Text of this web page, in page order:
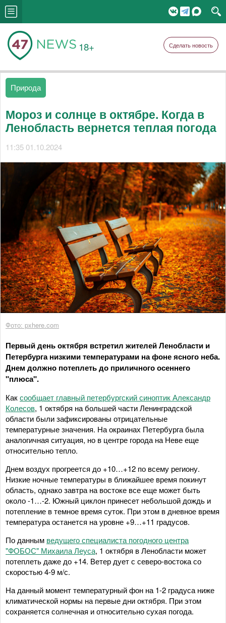
18+ Сделать новость
Природа
Мороз и солнце в октябре. Когда в
Ленобласть вернется теплая погода
11:35 01.10.2024
Фото: pxhere.com
Первый день октября встретил жителей Ленобласти и
Петербурга низкими температурами на фоне ясного неба.
Днем должно потеплеть до приличного осеннего
"плюса".
Каксообщает главный петербургский синоптик Александр
Колесов, 1 октября на большей части Ленинградской
области были зафиксированы отрицательные
температурные значения. На окраинах Петербурга была
аналогичная ситуация, но в центре города на Неве еще
относительно тепло.
Днем воздух прогреется до +10…+12 по всему региону.
Низкие ночные температуры в ближайшее время покинут
область, однако завтра на востоке все еще может быть
около -1…-2. Южный циклон принесет небольшой дождь и
потепление в темное время суток. При этом в дневное время
температура останется на уровне +9…+11 градусов.
По данным ведущего специалиста погодного центра
"ФОБОС" Михаила Леуса, 1 октября в Ленобласти может
потеплеть даже до +14. Ветер дует с северо-востока со
скоростью 4-9 м/с.
На данный момент температурный фон на 1-2 градуса ниже
климатической нормы на первые дни октября. При этом
сохраняется солнечная и относительно сухая погода.